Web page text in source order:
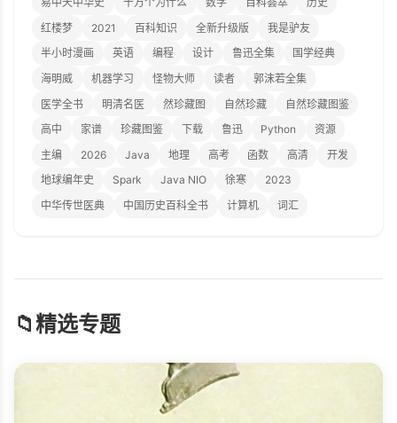
红楼梦
2021 百科知识 全新升级版
我是驴友
半小时漫画
英语 编程 设计 鲁迅全集
国学经典
海明威
机器学习 怪物大师 读者
郭沫若全集
医学全书
明清名医 然珍藏图 自然珍藏
自然珍藏图鉴
高中
家谱 珍藏图鉴 下载 鲁迅 Python
资源
主编
2026 Java 地理 高考 函数 高清
开发
地球编年史
Spark Java NIO 徐寒
2023
中华传世医典
中国历史百科全书 计算机 词汇
📁精选专题